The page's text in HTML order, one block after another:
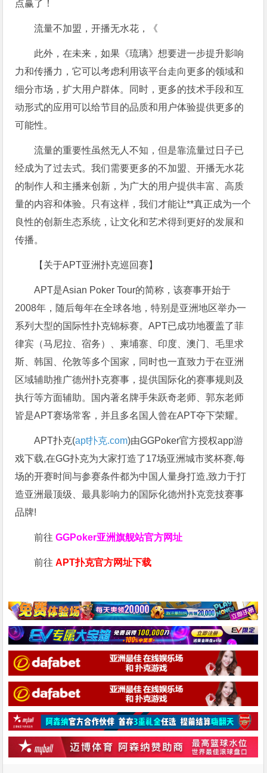
流量不加盟，开播无水花，《
此外，在未来，如果《琉璃》想要进一步提升影响
力和传播力，它可以考虑利用该平台走向更多的领域和
细分市场，扩大用户群体。同时，更多的技术手段和互
动形式的应用可以给节目的品质和用户体验提供更多的
可能性。
流量的重要性虽然无人不知，但是靠流量过日子已
经成为了过去式。我们需要更多的不加盟、开播无水花
的制作人和主播来创新，为广大的用户提供丰富、高质
量的内容和体验。只有这样，我们才能让**真正成为一个
良性的创新生态系统，让文化和艺术得到更好的发展和
传播。
【关于APT亚洲扑克巡回赛】
APT是Asian Poker Tour的简称，该赛事开始于
2008年，随后每年在全球各地，特别是亚洲地区举办一
系列大型的国际性扑克锦标赛。APT已成功地覆盖了菲
律宾（马尼拉、宿务）、柬埔寨、印度、澳门、毛里求
斯、韩国、伦敦等多个国家，同时也一直致力于在亚洲
区域辅助推广德州扑克赛事，提供国际化的赛事规则及
执行等方面辅助。国内著名牌手朱跃奇老师、郭东老师
皆是APT赛场常客，并且多名国人曾在APT夺下荣耀。
APT扑克(apt扑克.com)由GGPoker官方授权app游
戏下载,在GG扑克为大家打造了17场亚洲城市奖杯赛,每
场的开赛时间与参赛条件都为中国人量身打造,致力于打
造亚洲最顶级、最具影响力的国际化德州扑克竞技赛事
品牌!
前往GGPoker亚洲旗舰站官方网址
前往 APT扑克官方网址下载